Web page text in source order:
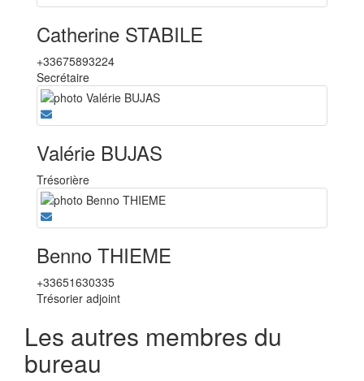
Catherine STABILE
+33675893224
Secrétaire
Valérie BUJAS
Trésorière
Benno THIEME
+33651630335
Trésorier adjoint
Les autres membres du
bureau